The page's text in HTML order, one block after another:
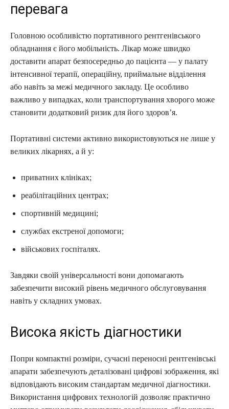
перевага
Головною особливістю портативного рентгенівського
обладнання є його мобільність. Лікар може швидко
доставити апарат безпосередньо до пацієнта — у палату
інтенсивної терапії, операційну, приймальне відділення
або навіть за межі медичного закладу. Це особливо
важливо у випадках, коли транспортування хворого може
становити додатковий ризик для його здоров’я.
Портативні системи активно використовуються не лише у
великих лікарнях, а й у:
приватних клініках;
реабілітаційних центрах;
спортивній медицині;
службах екстреної допомоги;
військових госпіталях.
Завдяки своїй універсальності вони допомагають
забезпечити високий рівень медичного обслуговування
навіть у складних умовах.
Висока якість діагностики
Попри компактні розміри, сучасні переносні рентгенівські
апарати забезпечують деталізовані цифрові зображення, які
відповідають високим стандартам медичної діагностики.
Використання цифрових технологій дозволяє практично